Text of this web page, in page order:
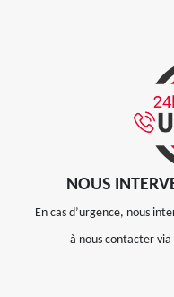
NOUS
En cas d’urgence, nous
à nous contacter